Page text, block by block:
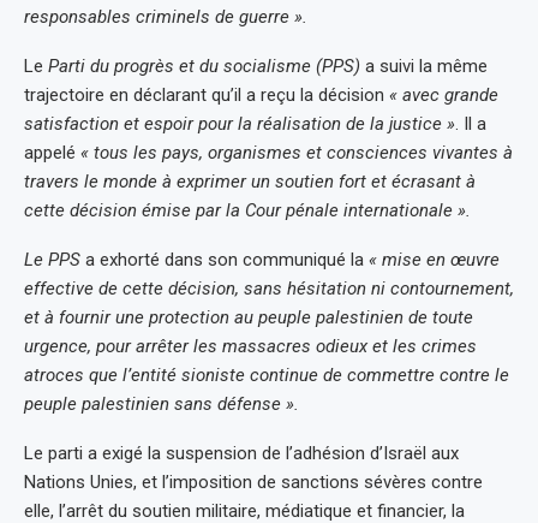
responsables criminels de guerre ».
Le Parti du progrès et du socialisme (PPS) a suivi la même
trajectoire en déclarant qu’il a reçu la décision « avec grande
satisfaction et espoir pour la réalisation de la justice ». Il a
appelé « tous les pays, organismes et consciences vivantes à
travers le monde à exprimer un soutien fort et écrasant à
cette décision émise par la Cour pénale internationale ».
Le PPS a exhorté dans son communiqué la « mise en œuvre
effective de cette décision, sans hésitation ni contournement,
et à fournir une protection au peuple palestinien de toute
urgence, pour arrêter les massacres odieux et les crimes
atroces que l’entité sioniste continue de commettre contre le
peuple palestinien sans défense ».
Le parti a exigé la suspension de l’adhésion d’Israël aux
Nations Unies, et l’imposition de sanctions sévères contre
elle, l’arrêt du soutien militaire, médiatique et financier, la